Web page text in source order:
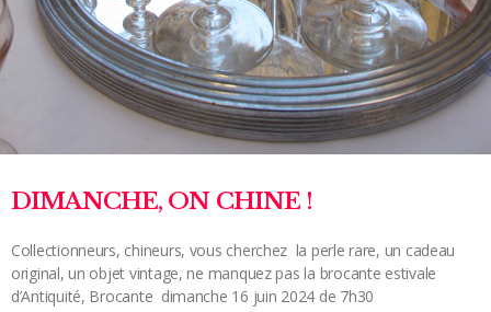
DIMANCHE, ON CHINE !
Collectionneurs, chineurs, vous cherchez la perle rare, un cadeau
original, un objet vintage, ne manquez pas la brocante estivale
d’Antiquité, Brocante dimanche 16 juin 2024 de 7h30